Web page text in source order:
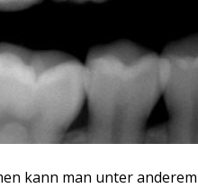
kann man unter